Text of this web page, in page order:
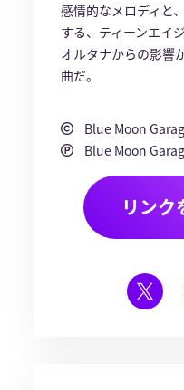
感情的なメロディと
する、ティーンエイ
オルタナからの影響
曲だ。
Blue Moon
Blue Moon
リンク